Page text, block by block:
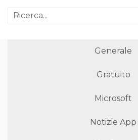
Generale
Gratuito
Microsoft
Notizie App